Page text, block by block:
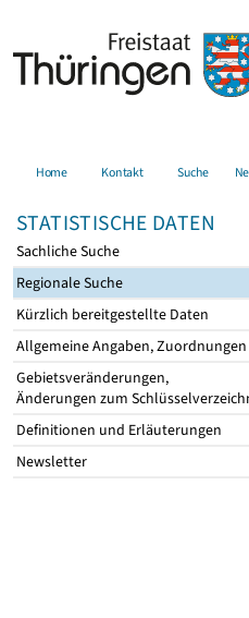
Home Kontakt Suche
STATISTISCHE DATEN
Sachliche Suche
Regionale Suche
Kürzlich bereitgestellte Daten
Allgemeine Angaben, Zuordnungen
Gebietsveränderungen,
Änderungen zum
Definitionen und Erläuterungen
Newsletter